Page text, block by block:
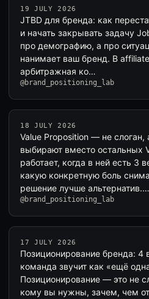
19 JULY 2026
JTBD для бренда: как
и начать закрывать задачу
про демографию, а про
нанимает ваш бренд. В
арбитражная ко…
@brand_positioning_lab
18 JULY 2026
Value Proposition — не слоган,
выбирают вместо остальных
работает, когда в ней есть 3
какую конкретную боль
решение лучше альтернатив.…
@brand_positioning_lab
17 JULY 2026
Позиционирование бренда: 4
команда звучит как «ещё
Позиционирование — это не
кому вы нужны, зачем, чем